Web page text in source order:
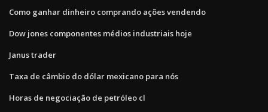
Como ganhar dinheiro comprando ações vendendo
Dow jones componentes médios industriais hoje
Janus trader
Taxa de câmbio do dólar mexicano para nós
Horas de negociação de petróleo cl